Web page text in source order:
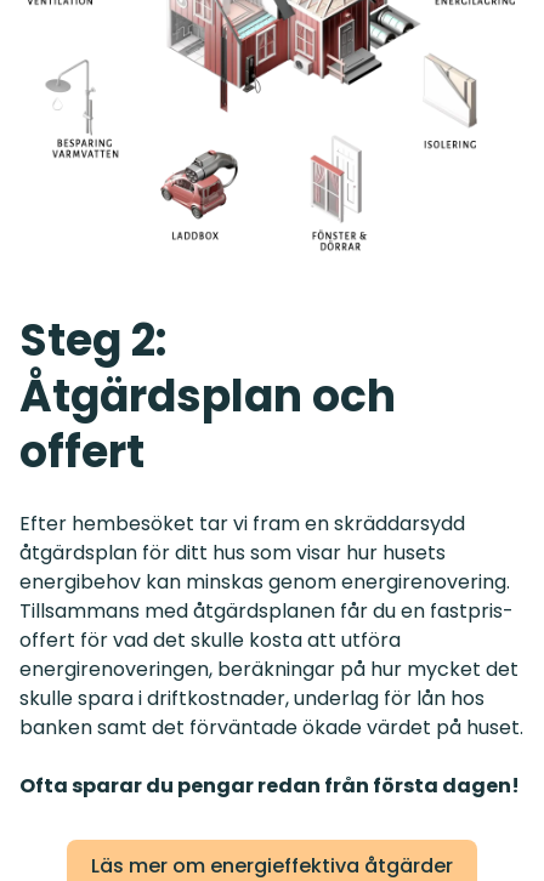
Steg 2:
Åtgärdsplan och
offert
Efter hembesöket tar vi fram en skräddarsydd
åtgärdsplan för ditt hus som visar hur husets
energibehov kan minskas genom energirenovering.
Tillsammans med åtgärdsplanen får du en fastpris-
offert för vad det skulle kosta att utföra
energirenoveringen, beräkningar på hur mycket det
skulle spara i driftkostnader, underlag för lån hos
banken samt det förväntade ökade värdet på huset.
Ofta sparar du pengar redan från första dagen!
Läs mer om energieffektiva åtgärder